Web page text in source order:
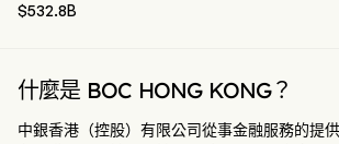
$532.8B
什麼是 BOC HONG KONG？
中銀香港（控股）有限公司從事金融服務的提